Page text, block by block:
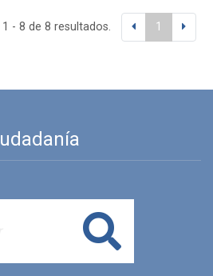
- 8 de 8 resultados. 1
Buscar